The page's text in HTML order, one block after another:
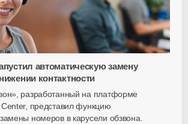
автоматическую замену
контактности
разработанный на платформе
представил функцию
номеров в карусели обзвона.